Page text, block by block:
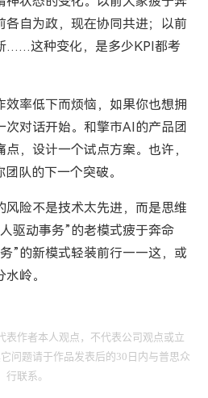
各自为政，现在协同共进；以前
……这种变化，是多少KPI都考
效率低下而烦恼，如果你也想拥
次对话开始。和擎市AI的产品团
，设计一个试点方案。也许，
队的下一个突破。
风险不是技术太先进，而是思维
驱动事务”的老模式疲于奔命
”的新模式轻装前行——这，或
岭。
表作者本人观点，不代表公司观点或立
问题请于作品发表后的30日内与普思众
行联系。